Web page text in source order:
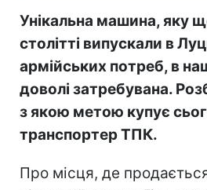
Унікальна машина, яку
столітті випускали в
армійських потреб, в
доволі затребувана.
з якою метою купує
транспортер ТПК.
Про місця, де